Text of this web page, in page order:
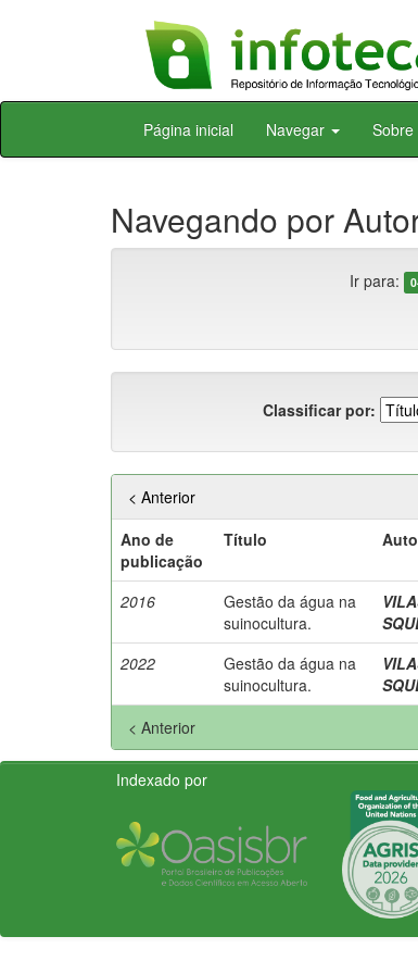
Skip
Página inicial Navegar Sobre
Navegando por
Ir para:
Classificar por:
< Anterior
Ano de
publicação
Título
2016
Gestão da água na
suinocultura.
2022
Gestão da água na
suinocultura.
< Anterior
Indexado por